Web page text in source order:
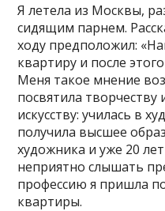
Я летела из Москвы,
сидящим парнем.
ходу предположил:
квартиру и после
Меня такое мнение
посвятила
искусству: училась в
получила высшее
художника и уже 20
неприятно слышать
профессию я пришла
квартиры.